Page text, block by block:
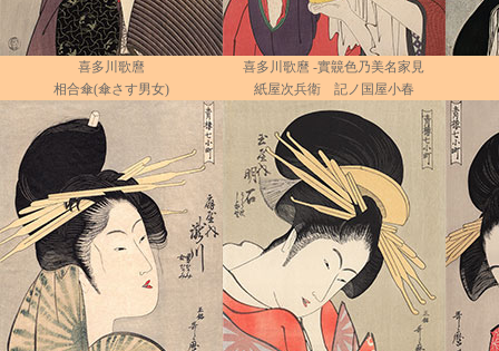
喜多川歌麿
相合傘(傘さす男女)
喜多川歌麿 -實竸色乃美名家見
紙屋次兵衛 記ノ国屋小春